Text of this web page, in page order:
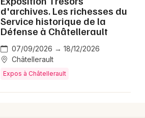
d'archives. Les richesses du
Service historique de la
Défense à Châtellerault
07/09/2026 → 18/12/2026
Châtellerault
Expos à Châtellerault